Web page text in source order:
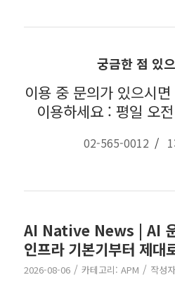
궁금한 점 있
이용 중 문의가 있으시
이용하세요 : 평일 오
02-565-0012 /
AI Native News | AI
인프라 기본기부터 제대
2026-08-06 / 카테고리: APM / 작성